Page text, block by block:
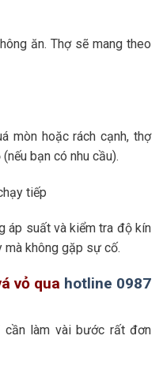
ăn. Thợ sẽ mang theo
mòn hoặc rách cạnh, thợ
bạn có nhu cầu).
tiếp
áp suất và kiểm tra độ kín
không gặp sự cố.
vỏ qua hotline 0987
cần làm vài bước rất đơn